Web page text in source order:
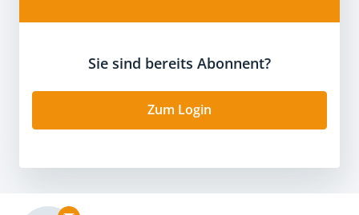
Sie sind bereits Abonnent?
Zum Login